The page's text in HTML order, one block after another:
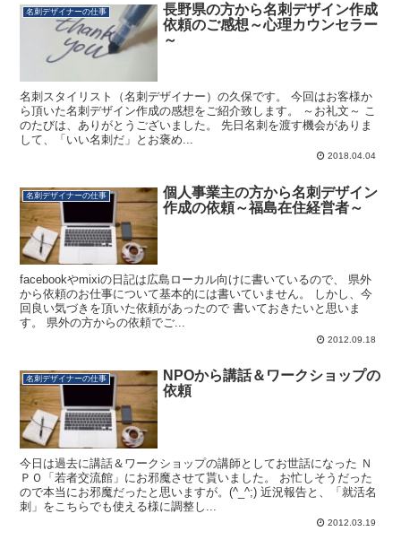
名刺デザイナーの仕事
長野県の方から名刺デザイン作成
依頼のご感想～心理カウンセラー
～
名刺スタイリスト（名刺デザイナー）の久保です。 今回はお客様か
ら頂いた名刺デザイン作成の感想をご紹介致します。 ～お礼文～ こ
のたびは、ありがとうございました。 先日名刺を渡す機会がありま
して、「いい名刺だ」とお褒め...
2018.04.04
名刺デザイナーの仕事
個人事業主の方から名刺デザイン
作成の依頼～福島在住経営者～
facebookやmixiの日記は広島ローカル向けに書いているので、 県外
から依頼のお仕事について基本的には書いていません。 しかし、今
回良い気づきを頂いた依頼があったので 書いておきたいと思いま
す。 県外の方からの依頼でご...
2012.09.18
名刺デザイナーの仕事
NPOから講話＆ワークショップの
依頼
今日は過去に講話＆ワークショップの講師としてお世話になった Ｎ
ＰＯ「若者交流館」にお邪魔させて貰いました。 お忙しそうだった
ので本当にお邪魔だったと思いますが。(^_^;) 近況報告と、「就活名
刺」をこちらでも使える様に調整し...
2012.03.19